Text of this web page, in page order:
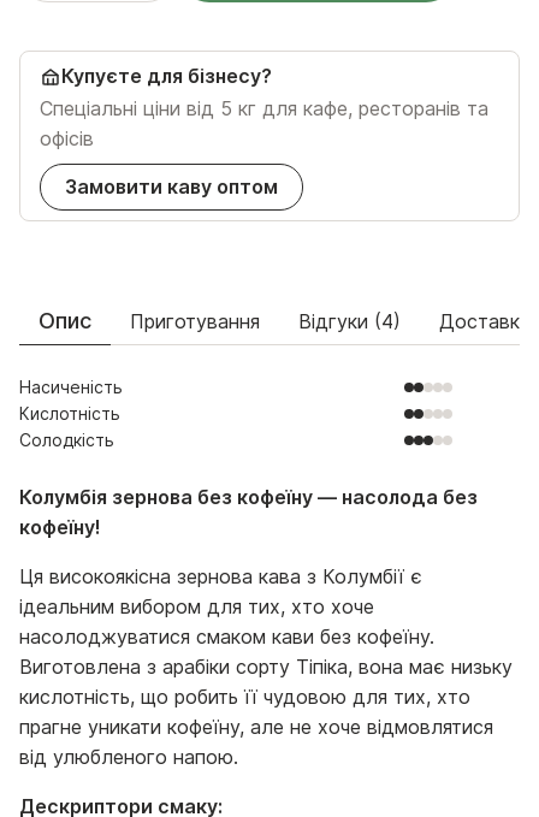
Купуєте для бізнесу?
Спеціальні ціни від 5 кг для кафе, ресторанів та
офісів
Замовити каву оптом
Опис Приготування Відгуки (4) Доставка
Насиченість
Кислотність
Солодкість
Колумбія зернова без кофеїну — насолода без
кофеїну!
Ця високоякісна зернова кава з Колумбії є
ідеальним вибором для тих, хто хоче
насолоджуватися смаком кави без кофеїну.
Виготовлена з арабіки сорту Тіпіка, вона має низьку
кислотність, що робить її чудовою для тих, хто
прагне уникати кофеїну, але не хоче відмовлятися
від улюбленого напою.
Дескриптори смаку: